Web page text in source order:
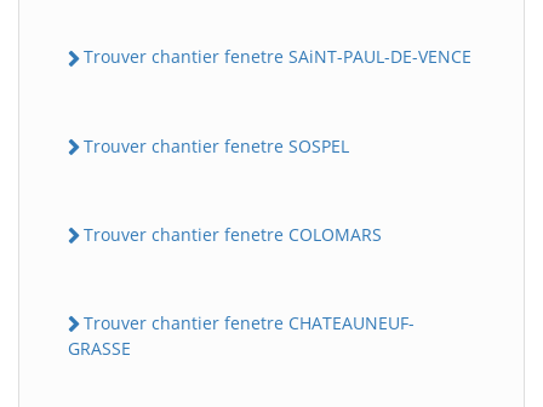
Trouver chantier fenetre SAiNT-PAUL-DE-VENCE
Trouver chantier fenetre SOSPEL
Trouver chantier fenetre COLOMARS
Trouver chantier fenetre CHATEAUNEUF-
GRASSE